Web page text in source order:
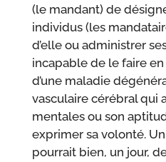
(le mandant) de
individus (les
d’elle ou administrer
incapable de le faire
d’une maladie
vasculaire cérébral qui
mentales ou son
exprimer sa volonté.
pourrait bien, un jour,